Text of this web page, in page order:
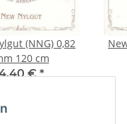
(NNG) 0,82
120 cm
€*